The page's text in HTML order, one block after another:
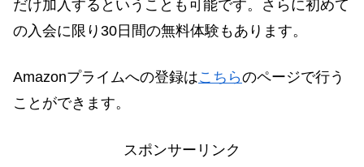
だけ加入するということも可能です。さらに初めて
の入会に限り30日間の無料体験もあります。
Amazonプライムへの登録はこちらのページで行う
ことができます。
スポンサーリンク